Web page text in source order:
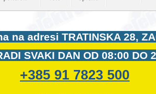
na adresi TRATINSKA 28,
SVAKI DAN OD 08:00 DO
+385 91 7823 500